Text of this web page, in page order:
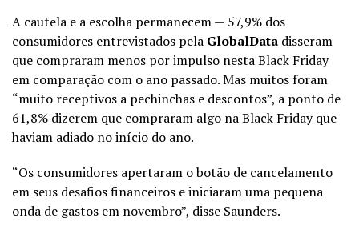
A cautela e a escolha permanecem — 57,9% dos
consumidores entrevistados pela GlobalData disseram
que compraram menos por impulso nesta Black Friday
em comparação com o ano passado. Mas muitos foram
“muito receptivos a pechinchas e descontos”, a ponto de
61,8% dizerem que compraram algo na Black Friday que
haviam adiado no início do ano.
“Os consumidores apertaram o botão de cancelamento
em seus desafios financeiros e iniciaram uma pequena
onda de gastos em novembro”, disse Saunders.